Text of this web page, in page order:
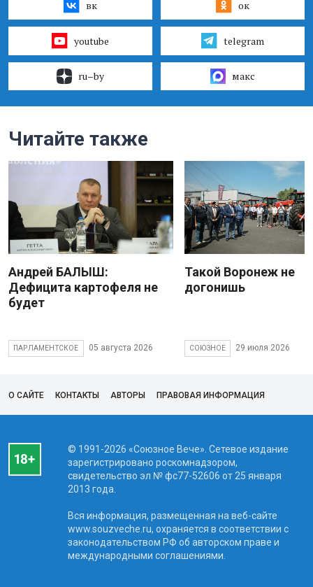
вк ок
youtube telegram
ru–by макс
Читайте также
Андрей БАЛЫШ:
Дефицита картофеля не
будет
ПАРЛАМЕНТСКОЕ 05 августа 2026
Такой Воронеж не
догонишь
СОЮЗНОЕ 29 июля 2026
О САЙТЕ КОНТАКТЫ АВТОРЫ ПРАВОВАЯ ИНФОРМАЦИЯ
© 1991-2026 «Союзное Вече». Сетевое издание
зарегистрировано роскомнадзором,
свидетельство эл № фc77-52606 от 25 января
2013 года.
Вся информация, размещенная на веб-сайте
www.souzveche.ru, охраняется в соответствии с
законодательством РФ об авторском праве и
международными соглашениями.